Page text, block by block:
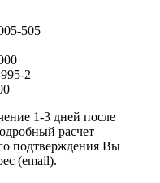
505
2
1-3 дней после
расчет
подтверждения Вы
(email).